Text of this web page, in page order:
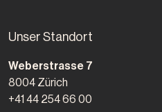
Unser Standort
Morrow Ventures AG
Weberstrasse 7
8004 Zürich
+41 44 254 66 00